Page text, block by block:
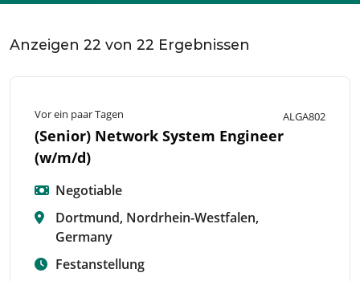
Anzeigen 22 von 22 Ergebnissen
Vor ein paar Tagen ALGA802
(Senior) Network System Engineer
(w/m/d)
Negotiable
Dortmund, Nordrhein-Westfalen,
Germany
Festanstellung